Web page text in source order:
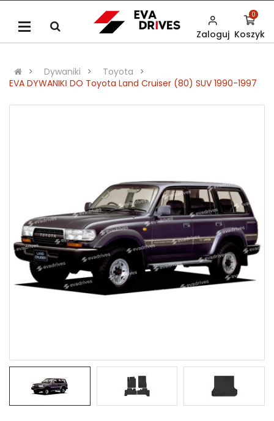
Zaloguj Koszyk
0
Dywaniki
Toyota
EVA DYWANIKІ DO Toyota Land Cruiser (80) SUV 1990-1997